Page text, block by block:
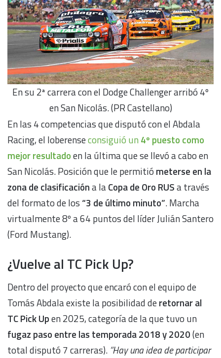
En su 2ª carrera con el Dodge Challenger arribó 4º
en San Nicolás. (PR Castellano)
En las 4 competencias que disputó con el Abdala
Racing, el loberenseconsiguió un4º puesto como
mejor resultadoen la última que se llevó a cabo en
San Nicolás. Posición que le permitió meterse en la
zona de clasificacióna laCopa de Oro RUSa través
del formato de los “3 de último minuto”. Marcha
virtualmente 8º a 64 puntos del líder Julián Santero
(Ford Mustang).
¿Vuelve al TC Pick Up?
Dentro del proyecto que encaró con el equipo de
Tomás Abdala existe la posibilidad deretornar al
TC PickUpen 2025, categoría de la que tuvo un
fugaz paso entre las temporada 2018 y 2020(en
total disputó 7 carreras). “Hay una idea de participar